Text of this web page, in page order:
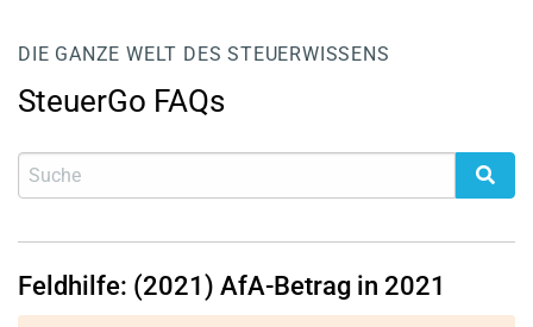
DIE GANZE WELT DES STEUERWISSENS
SteuerGo FAQs
Feldhilfe: (2021) AfA-Betrag in 2021